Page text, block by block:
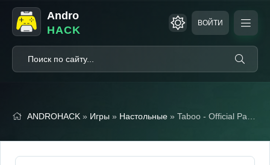
Andro
HACK
ВОЙТИ
ANDROHACK » Игры » Настольные » Taboo - Official Party Game (Мод, Unlocked)